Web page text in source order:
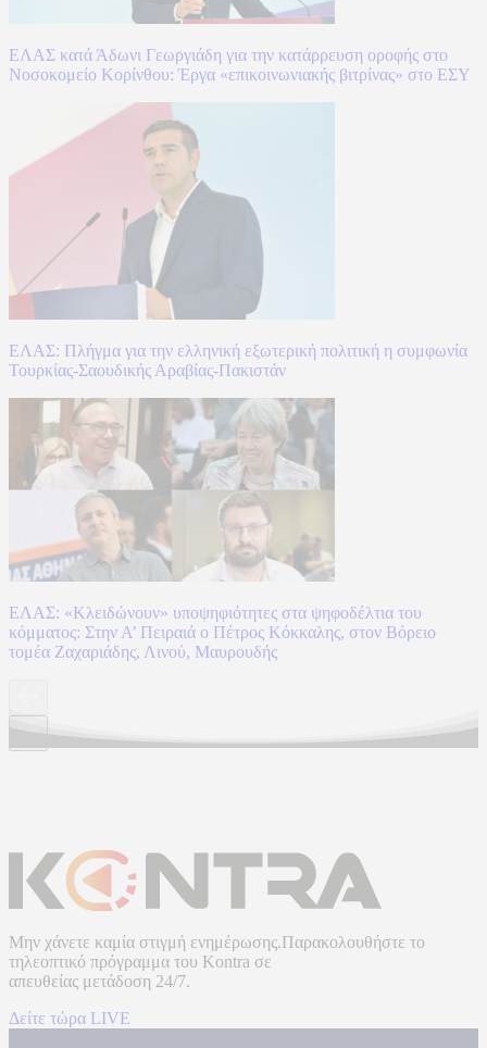
ΕΛΑΣ κατά Άδωνι Γεωργιάδη για την κατάρρευση οροφής στο
Νοσοκομείο Κορίνθου: Έργα «επικοινωνιακής βιτρίνας» στο ΕΣΥ
ΕΛΑΣ: Πλήγμα για την ελληνική εξωτερική πολιτική η συμφωνία
Τουρκίας-Σαουδικής Αραβίας-Πακιστάν
ΕΛΑΣ: «Κλειδώνουν» υποψηφιότητες στα ψηφοδέλτια του
κόμματος: Στην Α’ Πειραιά ο Πέτρος Κόκκαλης, στον Βόρειο
τομέα Ζαχαριάδης, Λινού, Μαυρουδής
Μην χάνετε καμία στιγμή ενημέρωσης.Παρακολουθήστε το
τηλεοπτικό πρόγραμμα του Kontra σε
απευθείας μετάδοση 24/7.
Δείτε τώρα LIVE